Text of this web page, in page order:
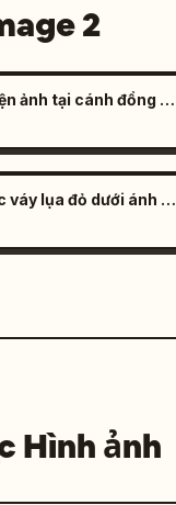
2
Ảnh thời trang phong cách điện ảnh tại cánh đồng muối đầy tâm trạng
Chân dung phụ nữ trong chiếc váy lụa đỏ dưới ánh nắng
Hình ảnh